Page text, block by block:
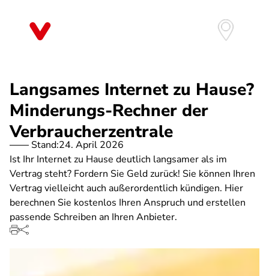
Langsames Internet zu Hause?
Minderungs-Rechner der
Verbraucherzentrale
Stand:24. April 2026
Ist Ihr Internet zu Hause deutlich langsamer als im
Vertrag steht? Fordern Sie Geld zurück! Sie können Ihren
Vertrag vielleicht auch außerordentlich kündigen. Hier
berechnen Sie kostenlos Ihren Anspruch und erstellen
passende Schreiben an Ihren Anbieter.